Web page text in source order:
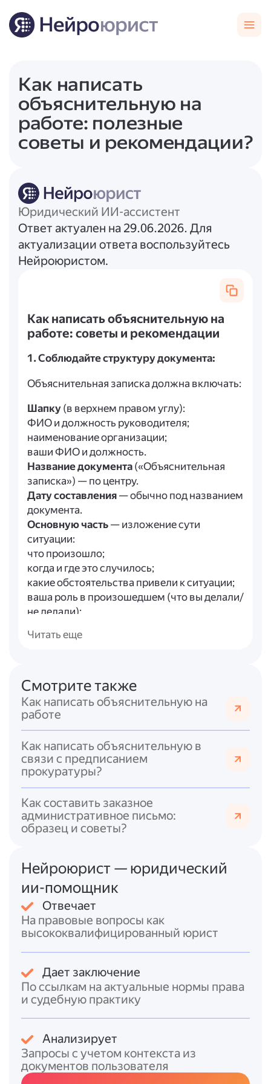
Как написать
объяснительную на
работе: полезные
советы и рекомендации?
Юридический ИИ-ассистент
Ответ актуален на 29.06.2026. Для
актуализации ответа воспользуйтесь
Нейроюристом.
Как написать объяснительную на
работе: советы и рекомендации
1. Соблюдайте структуру документа:
Объяснительная записка должна включать:
Шапку(в верхнем правом углу):
ФИО и должность руководителя;
наименование организации;
ваши ФИО и должность.
Название документа(«Объяснительная
записка») — по центру.
Дату составления— обычно под названием
документа.
Основную часть— изложение сути
ситуации:
что произошло;
когда и где это случилось;
какие обстоятельства привели к ситуации;
ваша роль в произошедшем (что вы делали/
не делали);
при наличии — аргументы в вашу пользу
Заключительную часть
намерения:
признание ошибки (если она была) или
пояснение, почему вы считаете свои
действия оправданными;
меры, которые вы планируете принять,
чтобы избежать подобных ситуаций в
будущем (если применимо).
Подписьс расшифровкой — в правом
нижнем углу.
Пишитечётко и лаконично — избегайте
лишних деталей и эмоций.
Излагайтефакты, а не домыслы.
Сохраняйтенейтральный, деловой тон
не оправдывайтесь излишне и не обвиняйте
других.
Будьтеискренни— недостоверная
информация может усугубить ситуацию.
Если естьдоказательства
скриншоты, показания свидетелей),
укажите это и приложите их к записке: «К
документов]».
Сосредоточьтесь напричинах
произошедшего и на том, как избежать
Читать еще
Смотрите также
Как написать объяснительную на
работе
Как написать объяснительную в
связи с предписанием
прокуратуры?
Как составить заказное
административное письмо:
образец и советы?
Нейроюрист — юридический
ии-помощник
Отвечает
На правовые вопросы как
высококвалифицированный юрист
Дает заключение
По ссылкам на актуальные нормы права
и судебную практику
Анализирует
Запросы с учетом контекста из
документов пользователя